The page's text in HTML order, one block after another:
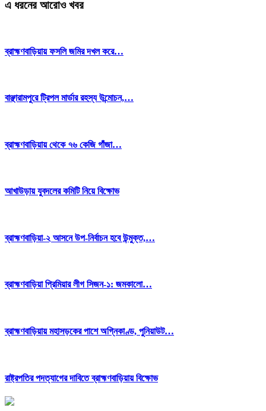
এ ধরনের আরোও খবর
ব্রাহ্মণবাড়িয়ায় ফসলি জমির দখল করে…
বাঞ্ছারামপুরে ট্রিপল মার্ডার রহস্য উন্মোচন,…
ব্রাহ্মণবাড়িয়ায় থেকে ৭৬ কেজি গাঁজা…
আখাউড়ায় যুবদলের কমিটি নিয়ে বিক্ষোভ
ব্রাহ্মণবাড়িয়া-২ আসনে উপ-নির্বাচন হবে উন্মুক্ত,…
ব্রাহ্মণবাড়িয়া প্রিমিয়ার লীগ সিজন-১: জমকালো…
ব্রাহ্মণবাড়িয়ায় মহাসড়কের পাশে অগ্নিকাণ্ড, পুনিয়াউট…
রাষ্ট্রপতির পদত্যাগের দাবিতে ব্রাহ্মণবাড়িয়ায় বিক্ষোভ